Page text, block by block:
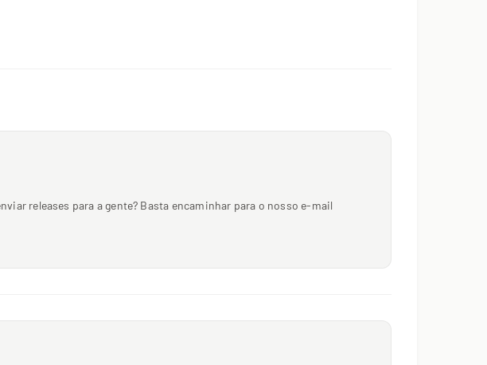
releases para a gente? Basta encaminhar para o nosso e-mail